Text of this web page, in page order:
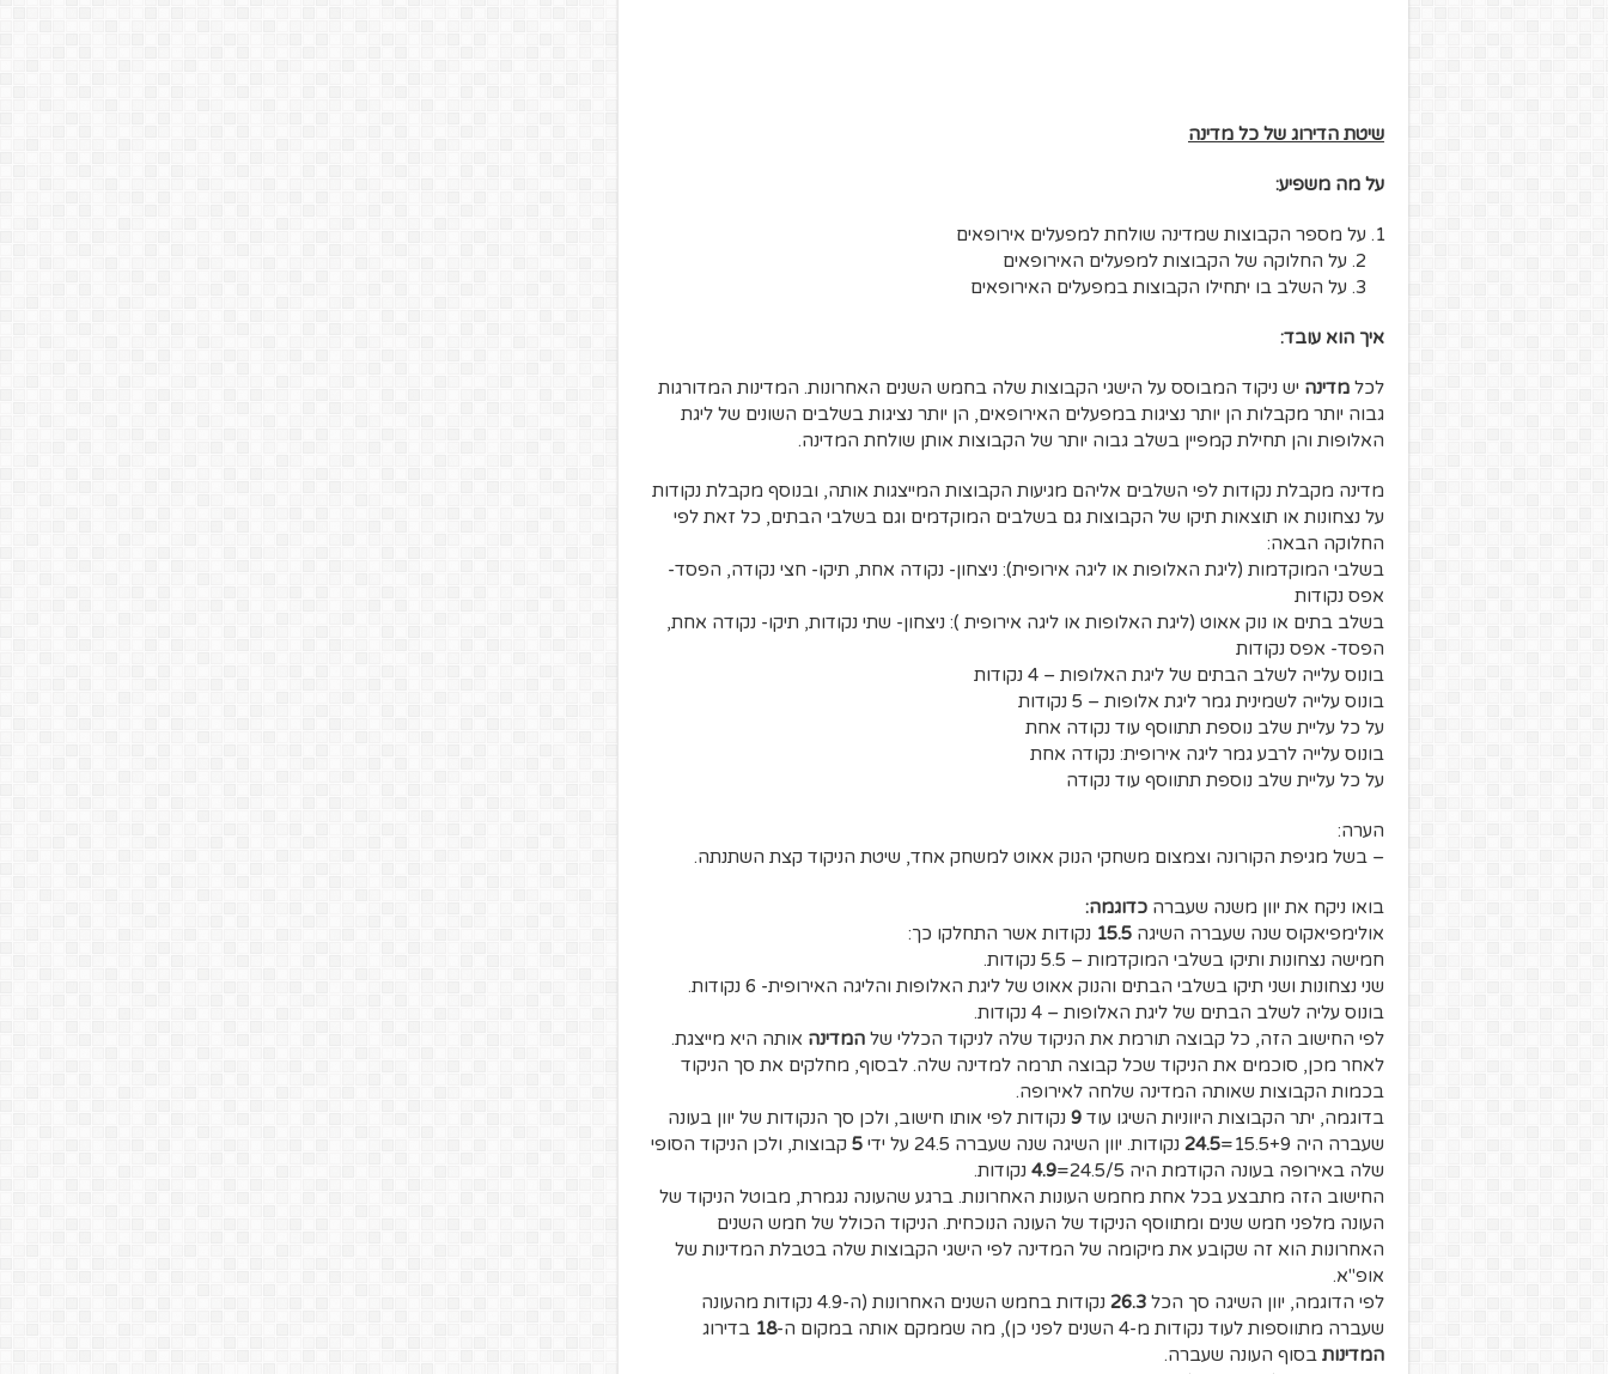
שיטת הדירוג של כל מדינה
על מה משפיע:
על מספר הקבוצות שמדינה שולחת למפעלים אירופאים
2. על החלוקה של הקבוצות למפעלים האירופאים
3. על השלב בו יתחילו הקבוצות במפעלים האירופאים
איך הוא עובד:
לכל מדינה יש ניקוד המבוסס על הישגי הקבוצות שלה בחמש השנים האחרונות. המדינות המדורגות
גבוה יותר מקבלות הן יותר נציגות במפעלים האירופאים, הן יותר נציגות בשלבים השונים של ליגת
האלופות והן תחילת קמפיין בשלב גבוה יותר של הקבוצות אותן שולחת המדינה.
מדינה מקבלת נקודות לפי השלבים אליהם מגיעות הקבוצות המייצגות אותה, ובנוסף מקבלת נקודות
על נצחונות או תוצאות תיקו של הקבוצות גם בשלבים המוקדמים וגם בשלבי הבתים, כל זאת לפי
החלוקה הבאה:
בשלבי המוקדמות (ליגת האלופות או ליגה אירופית): ניצחון- נקודה אחת, תיקו- חצי נקודה, הפסד-
אפס נקודות
בשלב בתים או נוק אאוט (ליגת האלופות או ליגה אירופית ): ניצחון- שתי נקודות, תיקו- נקודה אחת,
הפסד- אפס נקודות
בונוס עלייה לשלב הבתים של ליגת האלופות – 4 נקודות
בונוס עלייה לשמינית גמר ליגת אלופות – 5 נקודות
על כל עליית שלב נוספת תתווסף עוד נקודה אחת
בונוס עלייה לרבע גמר ליגה אירופית: נקודה אחת
על כל עליית שלב נוספת תתווסף עוד נקודה
הערה:
– בשל מגיפת הקורונה וצמצום משחקי הנוק אאוט למשחק אחד, שיטת הניקוד קצת השתנתה.
בואו ניקח את יוון משנה שעברה כדוגמה:
אולימפיאקוס שנה שעברה השיגה 15.5 נקודות אשר התחלקו כך:
חמישה נצחונות ותיקו בשלבי המוקדמות – 5.5 נקודות.
שני נצחונות ושני תיקו בשלבי הבתים והנוק אאוט של ליגת האלופות והליגה האירופית- 6 נקודות.
בונוס עליה לשלב הבתים של ליגת האלופות – 4 נקודות.
לפי החישוב הזה, כל קבוצה תורמת את הניקוד שלה לניקוד הכללי של המדינה אותה היא מייצגת.
לאחר מכן, סוכמים את הניקוד שכל קבוצה תרמה למדינה שלה. לבסוף, מחלקים את סך הניקוד
בכמות הקבוצות שאותה המדינה שלחה לאירופה.
בדוגמה, יתר הקבוצות היווניות השיגו עוד 9 נקודות לפי אותו חישוב, ולכן סך הנקודות של יוון בעונה
שעברה היה 15.5+9=
24.5 נקודות. יוון השיגה שנה שעברה 24.5 על ידי 5 קבוצות, ולכן הניקוד הסופי
שלה באירופה בעונה הקודמת היה 24.5/5=
4.9 נקודות.
החישוב הזה מתבצע בכל אחת מחמש העונות האחרונות. ברגע שהעונה נגמרת, מבוטל הניקוד של
העונה מלפני חמש שנים ומתווסף הניקוד של העונה הנוכחית. הניקוד הכולל של חמש השנים
האחרונות הוא זה שקובע את מיקומה של המדינה לפי הישגי הקבוצות שלה בטבלת המדינות של
אופ"א.
לפי הדוגמה, יוון השיגה סך הכל 26.3
נקודות בחמש השנים האחרונות (ה-4.9 נקודות מהעונה
שעברה מתווספות לעוד נקודות מ-4 השנים לפני כן), מה שממקם אותה במקום ה-
18 בדירוג
המדינות בסוף העונה שעברה.